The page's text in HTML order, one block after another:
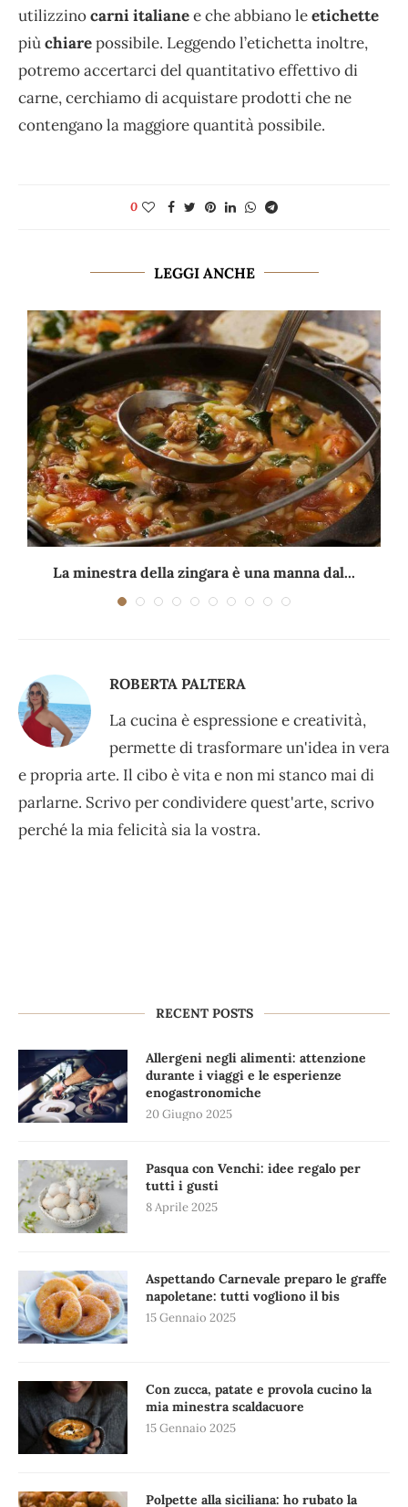
utilizzinocarni italianee che abbiano leetichette
piùchiarepossibile. Leggendo l’etichetta inoltre,
potremo accertarci del quantitativo effettivo di
carne, cerchiamo di acquistare prodotti che ne
contengano la maggiore quantità possibile.
0
LEGGI ANCHE
La minestra della zingara è una manna dal...
ROBERTA PALTERA
La cucina è espressione e creatività,
permette di trasformare un'idea in vera
e propria arte. Il cibo è vita e non mi stanco mai di
parlarne. Scrivo per condividere quest'arte, scrivo
perché la mia felicità sia la vostra.
RECENT POSTS
Allergeni negli alimenti: attenzione
durante i viaggi e le esperienze
enogastronomiche
20 Giugno 2025
Pasqua con Venchi: idee regalo per
tutti i gusti
8 Aprile 2025
Aspettando Carnevale preparo le graffe
napoletane: tutti vogliono il bis
15 Gennaio 2025
Con zucca, patate e provola cucino la
mia minestra scaldacuore
15 Gennaio 2025
Polpette alla siciliana: ho rubato la